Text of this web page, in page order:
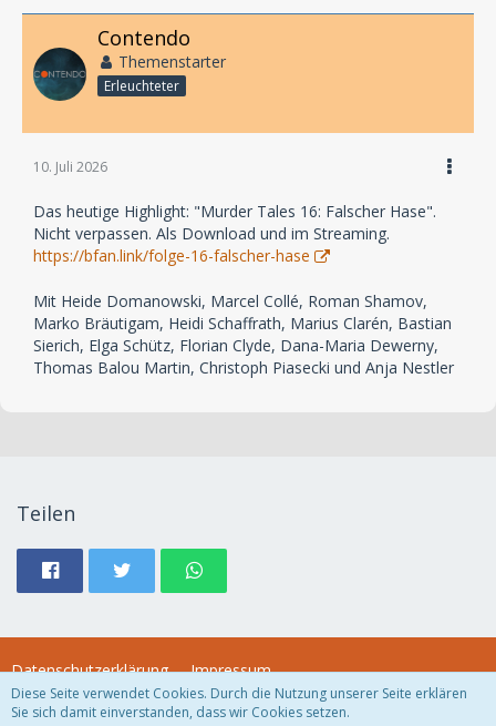
Contendo
Themenstarter
Erleuchteter
10. Juli 2026
Das heutige Highlight: "Murder Tales 16: Falscher Hase".
Nicht verpassen. Als Download und im Streaming.
https://bfan.link/folge-16-falscher-hase
Mit Heide Domanowski, Marcel Collé, Roman Shamov,
Marko Bräutigam, Heidi Schaffrath, Marius Clarén, Bastian
Sierich, Elga Schütz, Florian Clyde, Dana-Maria Dewerny,
Thomas Balou Martin, Christoph Piasecki und Anja Nestler
Teilen
Datenschutzerklärung Impressum
Diese Seite verwendet Cookies. Durch die Nutzung unserer Seite erklären
Sie sich damit einverstanden, dass wir Cookies setzen.